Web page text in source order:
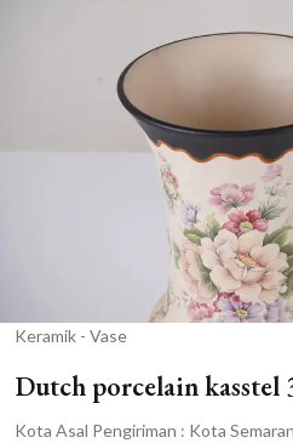
Keramik - Vase
Dutch porcelain kasstel
Kota Asal Pengiriman : Kota